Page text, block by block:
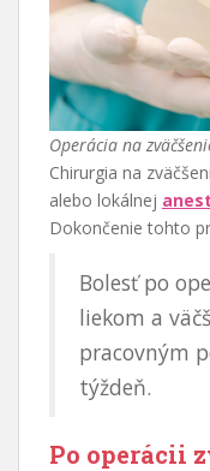
Operácia na
Chirurgia na
alebo lokálnej
Dokončenie tohto
Bolesť po
liekom a
pracovným
týždeň.
Po operácii